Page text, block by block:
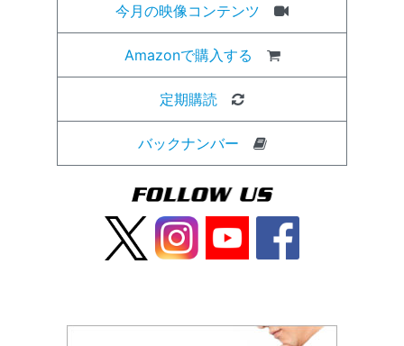
今月の映像コンテンツ
Amazonで購入する
定期購読
バックナンバー